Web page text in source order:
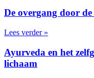
De overgang door
Lees verder »
Ayurveda en het
lichaam